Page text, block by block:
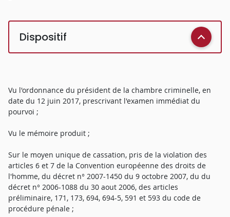
Dispositif
Vu l'ordonnance du président de la chambre criminelle, en
date du 12 juin 2017, prescrivant l'examen immédiat du
pourvoi ;
Vu le mémoire produit ;
Sur le moyen unique de cassation, pris de la violation des
articles 6 et 7 de la Convention européenne des droits de
l'homme, du décret n° 2007-1450 du 9 octobre 2007, du du
décret n° 2006-1088 du 30 aout 2006, des articles
préliminaire, 171, 173, 694, 694-5, 591 et 593 du code de
procédure pénale ;